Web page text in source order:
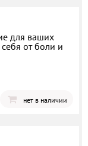
для ваших
от боли и
нет в наличии